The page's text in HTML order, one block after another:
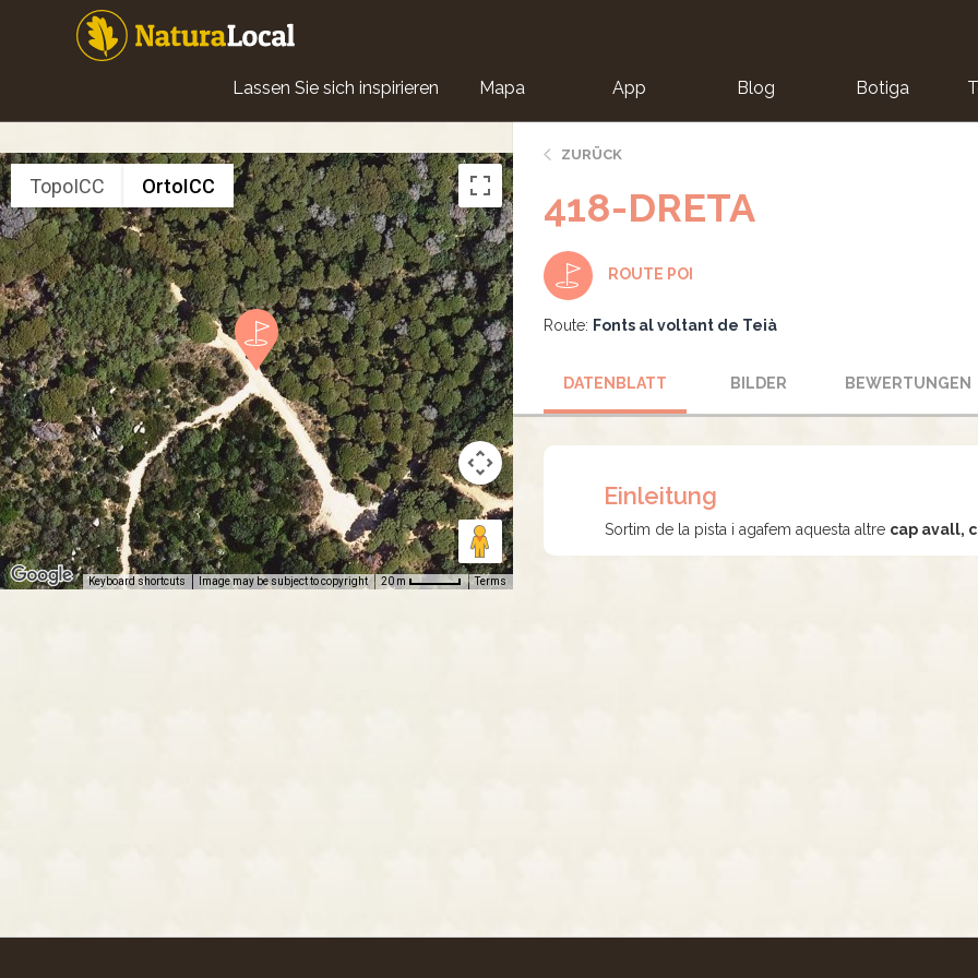
Main
navigation
Lassen Sie sich inspirieren Mapa App Blog Botiga
TopoICC OrtoICC
Keyboard shortcuts Image may be subject to copyright 20 m Terms
ZURÜCK
418-DRETA
ROUTE POI
Route: Fonts al voltant de Teià
DATENBLATT BILDER BEWERTUNGEN
Einleitung
Sortim de la pista i agafem aquesta altre cap avall,